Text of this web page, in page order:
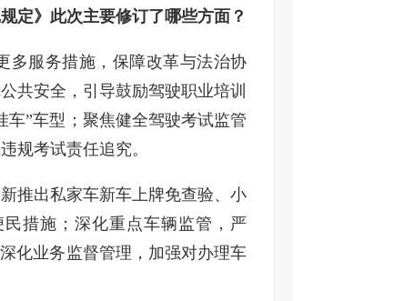
定》此次主要修订了哪些方面？
多服务措施，保障改革与法治协
共安全，引导鼓励驾驶职业培训
”车型；聚焦健全驾驶考试监管
规考试责任追究。
推出私家车新车上牌免查验、小
措施；深化重点车辆监管，严
化业务监督管理，加强对办理车